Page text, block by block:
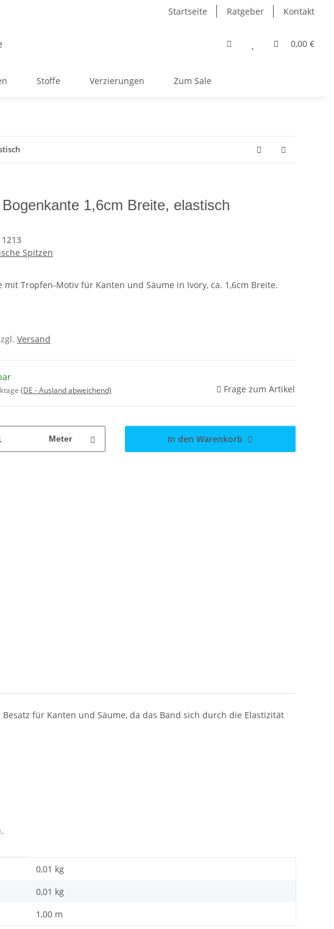
Startseite Ratgeber Kontakt
0,00 €
Stoffe Verzierungen Zum Sale
1,6cm Breite, elastisch
1213
Spitzen
mit Tropfen-Motiv für Kanten und Säume in Ivory, ca. 1,6cm Breite.
Versand
(DE - Ausland abweichend) Frage zum Artikel
Meter In den Warenkorb
für Kanten und Säume, da das Band sich durch die Elastizität
0,01 kg
0,01 kg
1,00 m